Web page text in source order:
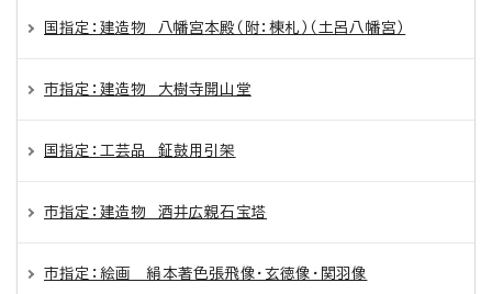
国指定：建造物 八幡宮本殿（附：棟札）（土呂八幡宮）
市指定：建造物 大樹寺開山堂
国指定：工芸品 鉦鼓用引架
市指定：建造物 酒井広親石宝塔
市指定：絵画 絹本著色張飛像・玄徳像・関羽像